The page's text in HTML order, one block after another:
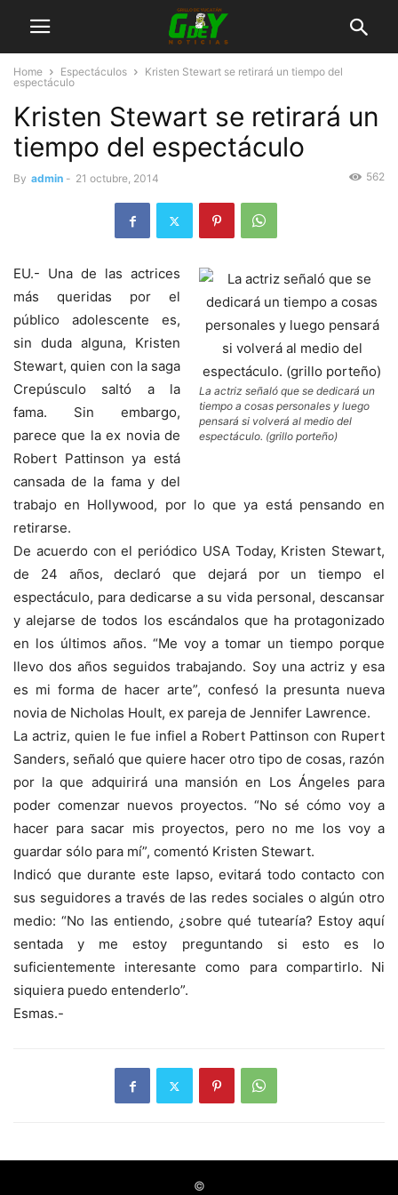
Home Espectáculos
Kristen Stewart se retirará un tiempo del
espectáculo
Kristen Stewart se retirará un
tiempo del espectáculo
By admin - 21 octubre, 2014 562
La actriz señaló que se dedicará un
tiempo a cosas personales y luego
pensará si volverá al medio del
espectáculo. (grillo porteño)
EU.- Una de las actrices
más queridas por el
público adolescente es,
sin duda alguna, Kristen
Stewart, quien con la saga
Crepúsculo saltó a la
fama. Sin embargo,
parece que la ex novia de
Robert Pattinson ya está
cansada de la fama y del
trabajo en Hollywood, por lo que ya está pensando en
retirarse.
De acuerdo con el periódico USA Today, Kristen Stewart,
de 24 años, declaró que dejará por un tiempo el
espectáculo, para dedicarse a su vida personal, descansar
y alejarse de todos los escándalos que ha protagonizado
en los últimos años. “Me voy a tomar un tiempo porque
llevo dos años seguidos trabajando. Soy una actriz y esa
es mi forma de hacer arte”, confesó la presunta nueva
novia de Nicholas Hoult, ex pareja de Jennifer Lawrence.
La actriz, quien le fue infiel a Robert Pattinson con Rupert
Sanders, señaló que quiere hacer otro tipo de cosas, razón
por la que adquirirá una mansión en Los Ángeles para
poder comenzar nuevos proyectos. “No sé cómo voy a
hacer para sacar mis proyectos, pero no me los voy a
guardar sólo para mí”, comentó Kristen Stewart.
Indicó que durante este lapso, evitará todo contacto con
sus seguidores a través de las redes sociales o algún otro
medio: “No las entiendo, ¿sobre qué tutearía? Estoy aquí
sentada y me estoy preguntando si esto es lo
suficientemente interesante como para compartirlo. Ni
siquiera puedo entenderlo”.
Esmas.-
©